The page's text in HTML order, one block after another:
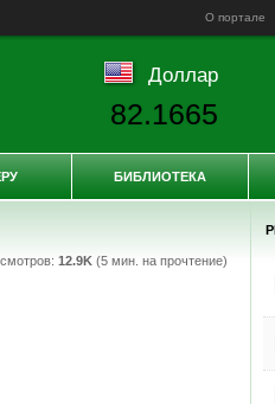
О портале
12.9K(5 мин. на прочтение)
Доллар
82.1665
БИБЛИОТЕКА